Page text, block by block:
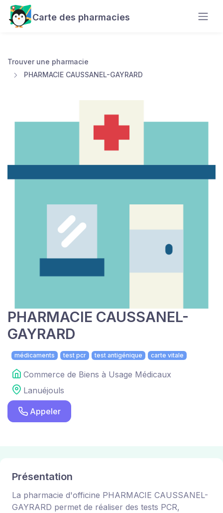
Carte des pharmacies
Trouver une pharmacie
PHARMACIE CAUSSANEL-GAYRARD
PHARMACIE CAUSSANEL-
GAYRARD
médicaments test pcr test antigénique carte vitale
Commerce de Biens à Usage Médicaux
Lanuéjouls
Appeler
Présentation
La pharmacie d'officine PHARMACIE CAUSSANEL-
GAYRARD permet de réaliser des tests PCR,